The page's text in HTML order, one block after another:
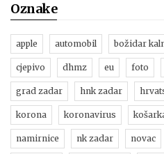
Oznake
apple automobil božidar
cjepivo dhmz eu foto
grad zadar hnk zadar
korona koronavirus
namirnice nk zadar novac